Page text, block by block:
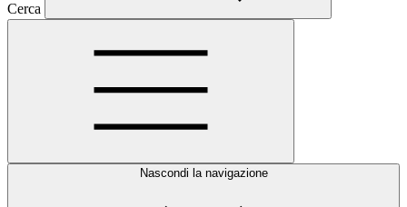
Cerca
Nascondi la navigazione